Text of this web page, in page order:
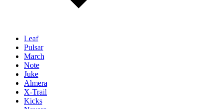
Leaf
Pulsar
March
Note
Juke
Almera
X-Trail
Kicks